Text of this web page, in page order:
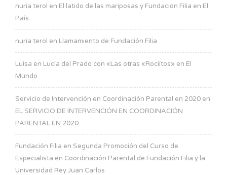
nuria terol en El latido de las mariposas y Fundación Filia en El
País
nuria terol en Llamamiento de Fundación Filia
Luisa en Lucía del Prado con «Las otras «Rociítos» en El
Mundo
Servicio de Intervención en Coordinación Parental en 2020 en
EL SERVICIO DE INTERVENCIÓN EN COORDINACIÓN
PARENTAL EN 2020
Fundación Filia en Segunda Promoción del Curso de
Especialista en Coordinación Parental de Fundación Filia y la
Universidad Rey Juan Carlos